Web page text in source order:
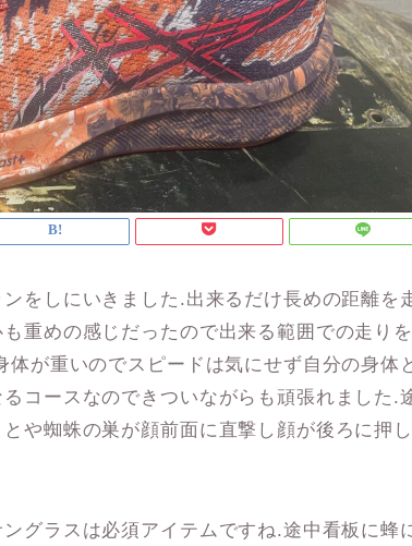
をしにいきました.出来るだけ長めの距離を
重めの感じだったので出来る範囲での走り
が重いのでスピードは気にせず自分の身体
コースなのできついながらも頑張れました.
や蜘蛛の巣が顔前面に直撃し顔が後ろに押
グラスは必須アイテムですね.途中看板に蜂